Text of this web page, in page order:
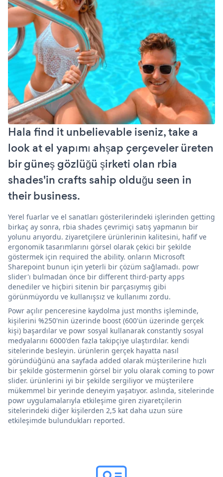
Hala find it unbelievable iseniz, take a
look at el yapımı ahşap çerçeveler üreten
bir güneş gözlüğü şirketi olan rbia
shades'in crafts sahip olduğu seen in
their business.
Yerel fuarlar ve el sanatları gösterilerindeki işlerinden getting
birkaç ay sonra, rbia shades çevrimiçi satış yapmanın bir
yolunu arıyordu. ziyaretçilere ürünlerinin kalitesini, hafif ve
ergonomik tasarımlarını görsel olarak çekici bir şekilde
göstermek için required the ability. onların Microsoft
Sharepoint bunun için yeterli bir çözüm sağlamadı. powr
slider'ı bulmadan önce bir different third-party apps
denediler ve hiçbiri sitenin bir parçasıymış gibi
görünmüyordu ve kullanışsız ve kullanımı zordu.
Powr açılır penceresine kaydolma just months işleminde,
kişilerini %250'nin üzerinde boost (600'ün üzerinde gerçek
kişi) başardılar ve powr sosyal kullanarak constantly sosyal
medyalarını 6000'den fazla takipçiye ulaştırdılar. kendi
sitelerinde besleyin. ürünlerin gerçek hayatta nasıl
göründüğünü ana sayfada added olarak müşterilerine hızlı
bir şekilde göstermenin görsel bir yolu olarak coming to powr
slider. ürünlerini iyi bir şekilde sergiliyor ve müşterilere
mükemmel bir yerinde deneyim yaşatıyor. aslında, sitelerinde
powr uygulamalarıyla etkileşime giren ziyaretçilerin
sitelerindeki diğer kişilerden 2,5 kat daha uzun süre
etkileşimde bulundukları reported.